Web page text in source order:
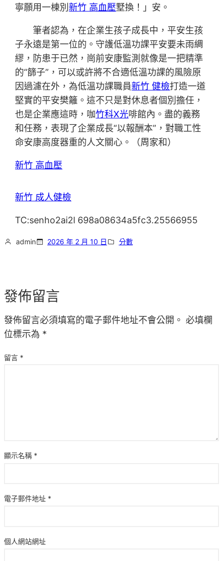
寧願用一棟別新竹 高血壓墅換！」安。
筆者認為，在企業生孩子成長中，平安生孩
子永遠是第一位的。守護低溫功課平安要未雨綢
繆，防患于已然，崗前安康監測就像是一把精準
的“篩子”，可以或許將不合適低溫功課的風險原
因過濾在外，為低溫功課職員新竹 健檢打造一道
堅實的平安樊籬。這不只是對休息者個別擔任，
也是企業應這時，咖竹科X光啡館內。盡的義務
和任務，表現了企業成長“以報酬本”，對職工性
命安康高度器重的人文關心。（周家和）
新竹 高血壓
新竹 成人健檢
TC:senho2ai2l 698a08634a5fc3.25566955
admin 2026 年 2 月 10 日 分數
發佈留言
發佈留言必須填寫的電子郵件地址不會公開。 必填欄
位標示為 *
留言 *
顯示名稱 *
電子郵件地址 *
個人網站網址